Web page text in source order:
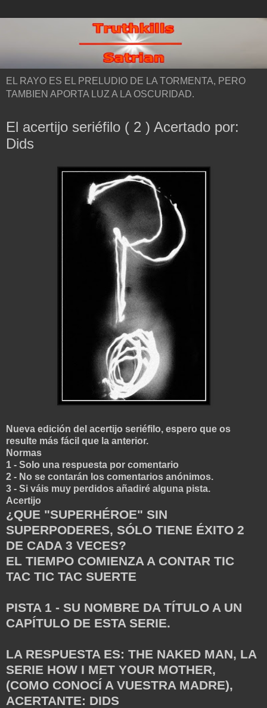
EL RAYO ES EL PRELUDIO DE LA TORMENTA, PERO
TAMBIEN APORTA LUZ A LA OSCURIDAD.
El acertijo seriéfilo ( 2 ) Acertado por:
Dids
Nueva edición del acertijo seriéfilo, espero que os
resulte más fácil que la anterior.
Normas
1 - Solo una respuesta por comentario
2 - No se contarán los comentarios anónimos.
3 - Si váis muy perdidos añadiré alguna pista.
Acertijo
¿QUE "SUPERHÉROE" SIN
SUPERPODERES, SÓLO TIENE ÉXITO 2
DE CADA 3 VECES?
EL TIEMPO COMIENZA A CONTAR TIC
TAC TIC TAC SUERTE
PISTA 1 - SU NOMBRE DA TÍTULO A UN
CAPÍTULO DE ESTA SERIE.
LA RESPUESTA ES: THE NAKED MAN, LA
SERIE HOW I MET YOUR MOTHER,
(COMO CONOCÍ A VUESTRA MADRE),
ACERTANTE: DIDS